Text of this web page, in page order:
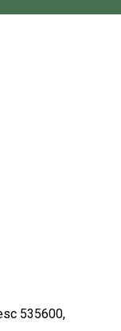
535600,